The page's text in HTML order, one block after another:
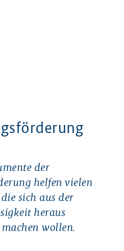
der
helfen vielen
sich aus der
heraus
wollen.